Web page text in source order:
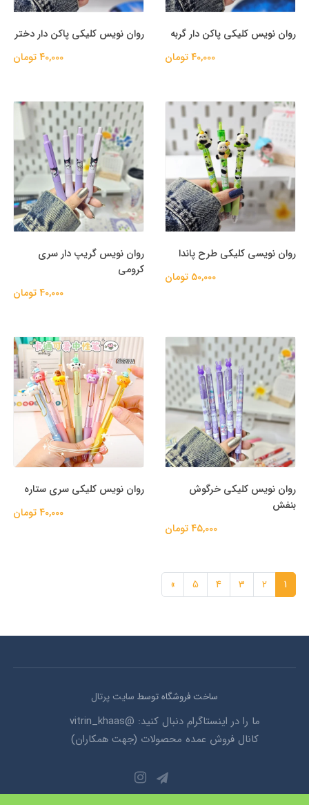
روان نویس کلیکی پاکن دار گربه
40,000 تومان
روان نویس کلیکی پاکن دار دختر
40,000 تومان
روان نویسی کلیکی طرح پاندا
50,000 تومان
روان نویس گریپ دار سری
کرومی
40,000 تومان
روان نویس کلیکی خرگوش
بنفش
45,000 تومان
روان نویس کلیکی سری ستاره
40,000 تومان
1
2
3
4
5
»
ساخت فروشگاه توسط سایت پرتال
ما را در اینستاگرام دنبال کنید: @vitrin_khaas
کانال فروش عمده محصولات (جهت همکاران)